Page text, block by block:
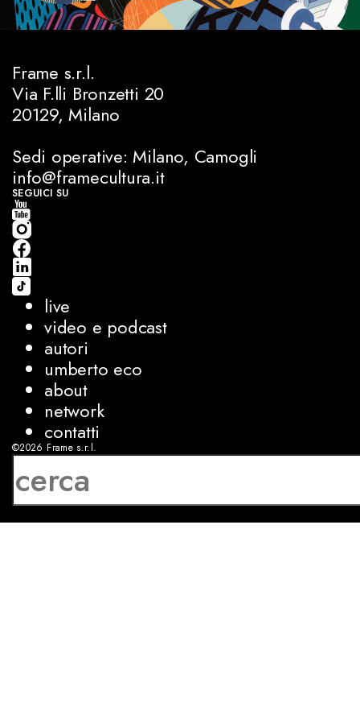
Frame s.r.l.
Via F.lli Bronzetti 20
20129, Milano
Sedi operative: Milano, Camogli
info@framecultura.it
SEGUICI SU
live
video e podcast
autori
umberto eco
about
network
contatti
©2026 Frame s.r.l.
P.IVA 08927250962
sviluppo:Luca Bunino